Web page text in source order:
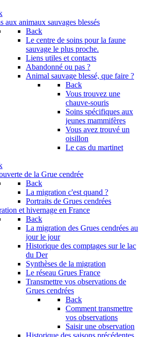
aux animaux sauvages blessés
Back
Le centre de soins pour la faune
sauvage le plus proche.
Liens utiles et contacts
Abandonné ou pas ?
Animal sauvage blessé, que faire ?
Back
Vous trouvez une
chauve-souris
Soins spécifiques aux
jeunes mammifères
Vous avez trouvé un
oisillon
Le cas du martinet
de la Grue cendrée
Back
La migration c'est quand ?
Portraits de Grues cendrées
et hivernage en France
Back
La migration des Grues cendrées au
jour le jour
Historique des comptages sur le lac
du Der
Synthèses de la migration
Le réseau Grues France
Transmettre vos observations de
Grues cendrées
Back
Comment transmettre
vos observations
Saisir une observation
Historique des saisons précédentes